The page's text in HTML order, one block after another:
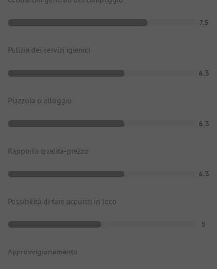
7.5
Pulizia dei servizi igienici
6.3
Piazzola o alloggio
6.3
Rapporto qualità-prezzo
6.3
Possibilità di fare acquisti in loco
5
Approvvigionamento